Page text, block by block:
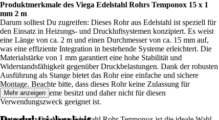
Produktmerkmale des Viega Edelstahl Rohrs Temponox 15 x 1
mm 2 m
Darum solltest Du zugreifen: Dieses Rohr aus Edelstahl ist speziell für
den Einsatz in Heizungs- und Druckluftsystemen konzipiert. Es weist
eine Länge von ca. 2 m und einen Durchmesser von ca. 15 mm auf,
was eine effiziente Integration in bestehende Systeme erleichtert. Die
Materialstärke von 1 mm garantiert eine hohe Stabilität und
Widerstandsfähigkeit gegenüber Druckbelastungen. Dank der robusten
Ausführung als Stange bietet das Rohr eine einfache und sichere
Montage. Beachte bitte, dass dieses Rohr keine Zulassung für
Trinkwassersysteme besitzt und daher nicht für diesen
Verwendungszweck geeignet ist.
Mehr anzeigen